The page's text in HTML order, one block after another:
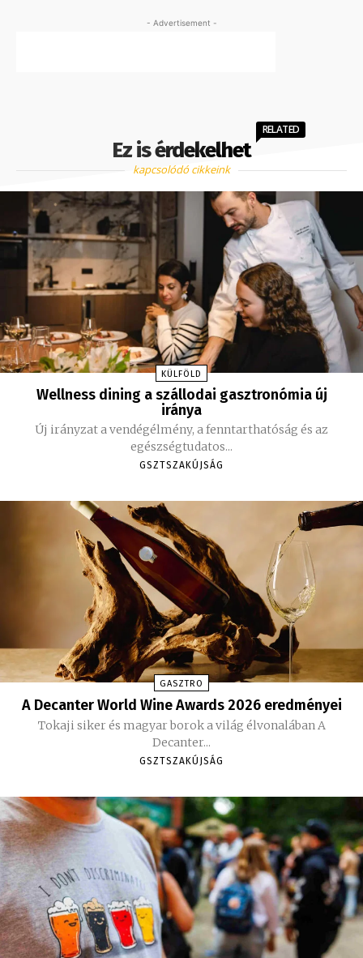
- Advertisement -
Ez is érdekelhet
RELATED
kapcsolódó cikkeink
KÜLFÖLD
Wellness dining a szállodai gasztronómia új
iránya
Új irányzat a vendégélmény, a fenntarthatóság és az
egészségtudatos...
GSZTSZAKÚJSÁG
GASZTRO
A Decanter World Wine Awards 2026 eredményei
Tokaji siker és magyar borok a világ élvonalában A
Decanter...
GSZTSZAKÚJSÁG